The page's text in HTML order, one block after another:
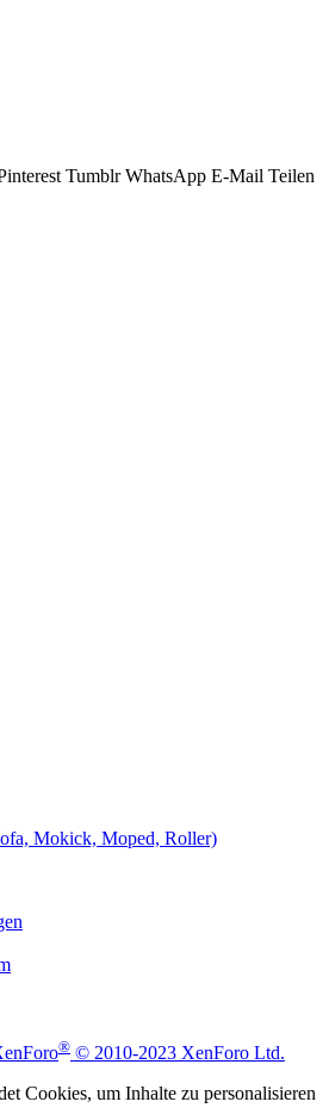
Tumblr WhatsApp E-Mail Teilen
Mokick, Moped, Roller)
® © 2010-2023 XenForo Ltd.
Cookies, um Inhalte zu personalisieren